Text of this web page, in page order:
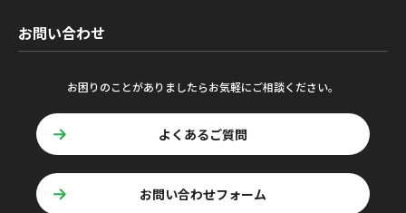
お問い合わせ
お困りのことがありましたらお気軽にご相談ください。
よくあるご質問
お問い合わせフォーム